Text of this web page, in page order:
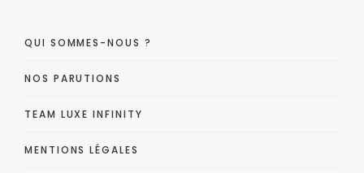
QUI SOMMES-NOUS ?
NOS PARUTIONS
TEAM LUXE INFINITY
MENTIONS LÉGALES